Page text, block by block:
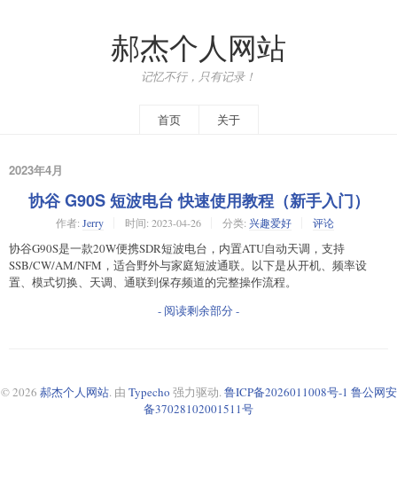
郝杰个人网站
记忆不行，只有记录！
首页 关于
2023年4月
协谷 G90S 短波电台 快速使用教程（新手入门）
作者: Jerry 时间: 2023-04-26 分类: 兴趣爱好 评论
协谷G90S是一款20W便携SDR短波电台，内置ATU自动天调，支持
SSB/CW/AM/NFM，适合野外与家庭短波通联。以下是从开机、频率设
置、模式切换、天调、通联到保存频道的完整操作流程。
- 阅读剩余部分 -
© 2026 郝杰个人网站. 由 Typecho 强力驱动. 鲁ICP备2026011008号-1 鲁公网安
备37028102001511号